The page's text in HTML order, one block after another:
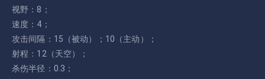
视野：8；
速度：4；
攻击间隔：15（被动）；10（主动）；
射程：12（天空）；
杀伤半径：0.3；